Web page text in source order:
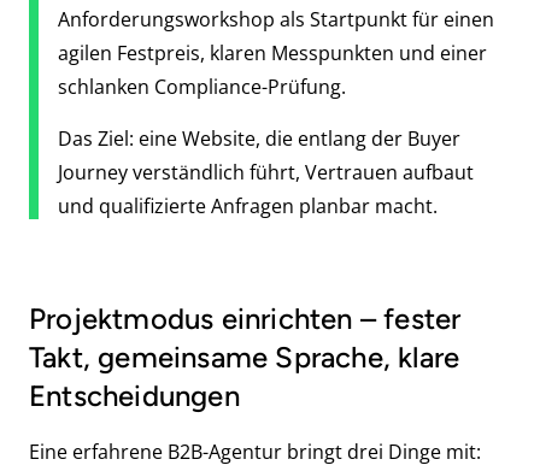
Anforderungsworkshop als Startpunkt für einen
agilen Festpreis, klaren Messpunkten und einer
schlanken Compliance-Prüfung.
Das Ziel: eine Website, die entlang der Buyer
Journey verständlich führt, Vertrauen aufbaut
und qualifizierte Anfragen planbar macht.
Projektmodus einrichten – fester
Takt, gemeinsame Sprache, klare
Entscheidungen
Eine erfahrene B2B-Agentur bringt drei Dinge mit: